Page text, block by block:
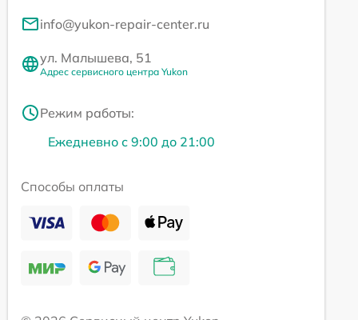
info@yukon-repair-center.ru
ул. Малышева, 51
Адрес сервисного центра Yukon
Режим работы:
Ежедневно с 9:00 до 21:00
Способы оплаты